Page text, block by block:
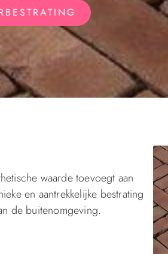
waarde toevoegt aan
en aantrekkelijke bestrating
de buitenomgeving.